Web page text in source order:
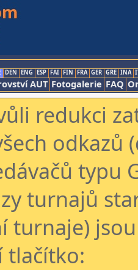
DEN ENG ESP FAI FIN FRA GER GRE INA
AUT Fotogalerie FAQ
redukci
odkazů
typu
turnajů
turnaje)
tlačítko: